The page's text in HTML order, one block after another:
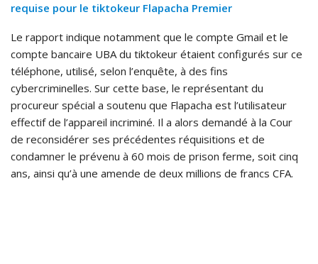
requise pour le tiktokeur Flapacha Premier
Le rapport indique notamment que le compte Gmail et le
compte bancaire UBA du tiktokeur étaient configurés sur ce
téléphone, utilisé, selon l’enquête, à des fins
cybercriminelles. Sur cette base, le représentant du
procureur spécial a soutenu que Flapacha est l’utilisateur
effectif de l’appareil incriminé. Il a alors demandé à la Cour
de reconsidérer ses précédentes réquisitions et de
condamner le prévenu à 60 mois de prison ferme, soit cinq
ans, ainsi qu’à une amende de deux millions de francs CFA.